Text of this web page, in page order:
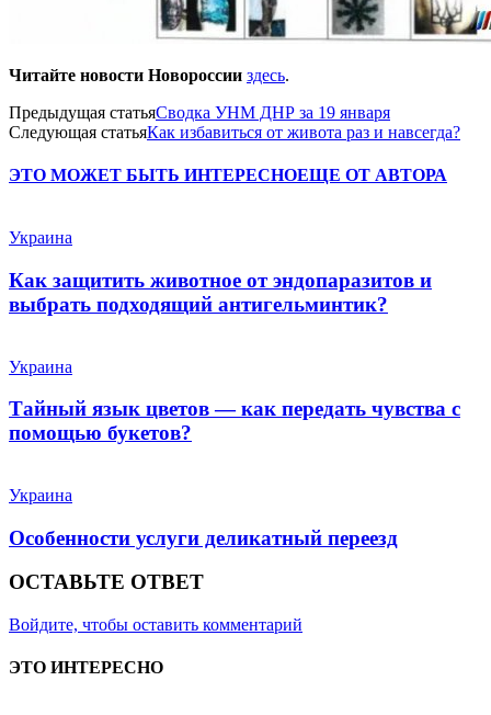
Читайте новости Новороссии здесь.
Предыдущая статьяСводка УНМ ДНР за 19 января
Следующая статьяКак избавиться от живота раз и навсегда?
ЭТО МОЖЕТ БЫТЬ ИНТЕРЕСНОЕЩЕ ОТ АВТОРА
Украина
Как защитить животное от эндопаразитов и
выбрать подходящий антигельминтик?
Украина
Тайный язык цветов — как передать чувства с
помощью букетов?
Украина
Особенности услуги деликатный переезд
ОСТАВЬТЕ ОТВЕТ
Войдите, чтобы оставить комментарий
ЭТО ИНТЕРЕСНО